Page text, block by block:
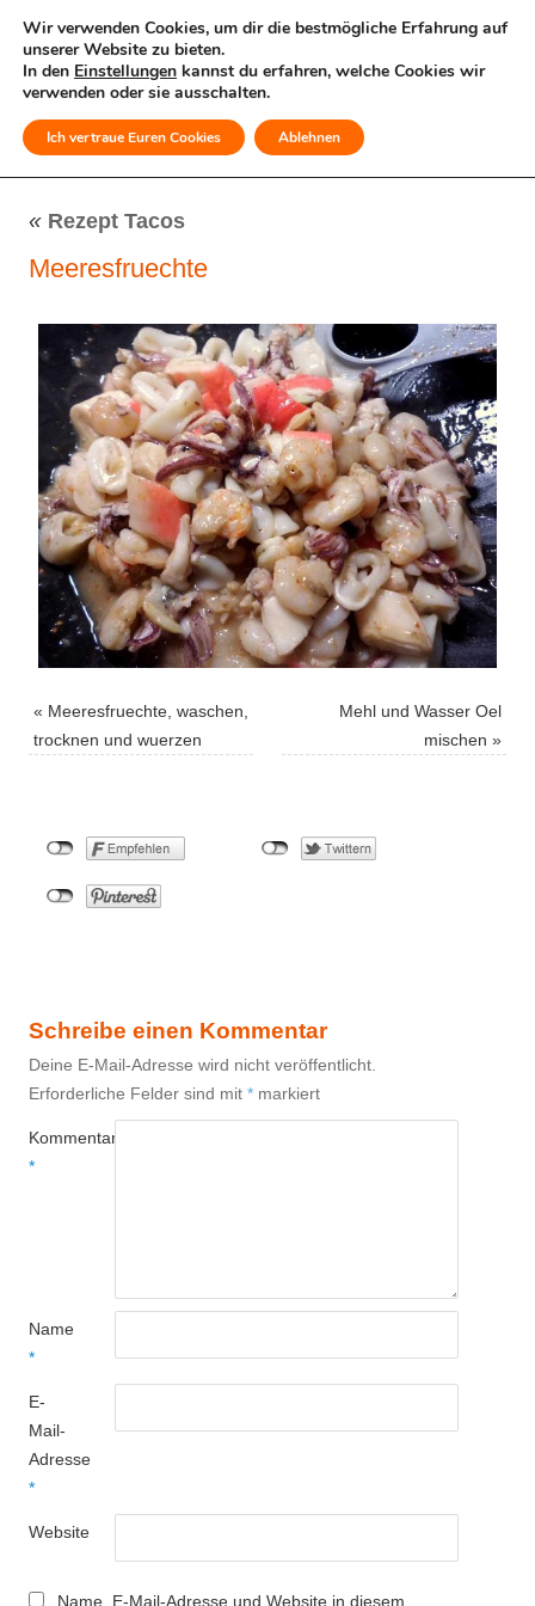
MENÜ
« Rezept Tacos
Meeresfruechte
« Meeresfruechte, waschen,
trocknen und wuerzen
Mehl und Wasser Oel
mischen »
Schreibe einen Kommentar
Deine E-Mail-Adresse wird nicht veröffentlicht.
Erforderliche Felder sind mit * markiert
Kommentar
*
Name
*
E-
Mail-
Adresse
*
Website
Name, E-Mail-Adresse und Website in diesem
Wir verwenden Cookies, um dir die bestmögliche Erfahrung auf
unserer Website zu bieten.
In den Einstellungen kannst du erfahren, welche Cookies wir
verwenden oder sie ausschalten.
Ich vertraue Euren Cookies Ablehnen